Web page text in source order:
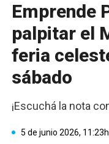
Emprende
palpitar el
feria
sábado
¡Escuchá la nota
5 de junio 2026,